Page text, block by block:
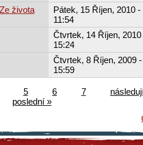
života
Pátek, 15 Říjen, 2010 -
11:54
Čtvrtek, 14 Říjen, 2010
15:24
Čtvrtek, 8 Říjen, 2009 -
15:59
5 6 7
poslední »